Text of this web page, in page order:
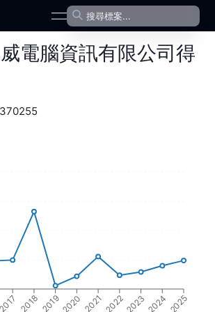
open navigation menu
電腦資訊有限公司得
2017 2018 20192020 2021202220232024 2025